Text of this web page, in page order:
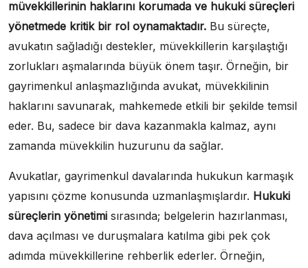
müvekkillerinin haklarını korumada ve hukuki süreçleri
yönetmede kritik bir rol oynamaktadır. Bu süreçte,
avukatın sağladığı destekler, müvekkillerin karşılaştığı
zorlukları aşmalarında büyük önem taşır. Örneğin, bir
gayrimenkul anlaşmazlığında avukat, müvekkilinin
haklarını savunarak, mahkemede etkili bir şekilde temsil
eder. Bu, sadece bir dava kazanmakla kalmaz, aynı
zamanda müvekkilin huzurunu da sağlar.
Avukatlar, gayrimenkul davalarında hukukun karmaşık
yapısını çözme konusunda uzmanlaşmışlardır. Hukuki
süreçlerin yönetimi sırasında; belgelerin hazırlanması,
dava açılması ve duruşmalara katılma gibi pek çok
adımda müvekkillerine rehberlik ederler. Örneğin,